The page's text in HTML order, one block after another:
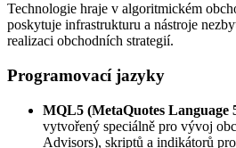
Technologie hraje v algoritmickém
poskytuje infrastrukturu a nástroje
realizaci obchodních strategií.
Programovací jazyky
MQL5 (MetaQuotes Language
vytvořený speciálně pro vývoj
Advisors), skriptů a indikátorů